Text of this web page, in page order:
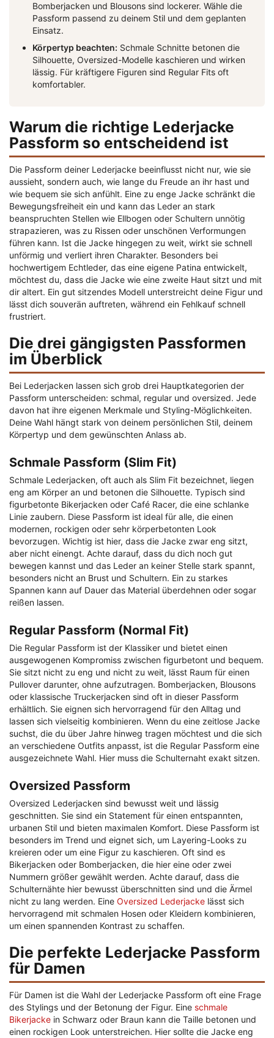
Bomberjacken und Blousons sind lockerer. Wähle die
Passform passend zu deinem Stil und dem geplanten
Einsatz.
Körpertyp beachten: Schmale Schnitte betonen die
Silhouette, Oversized-Modelle kaschieren und wirken
lässig. Für kräftigere Figuren sind Regular Fits oft
komfortabler.
Warum die richtige Lederjacke
Passform so entscheidend ist
Die Passform deiner Lederjacke beeinflusst nicht nur, wie sie
aussieht, sondern auch, wie lange du Freude an ihr hast und
wie bequem sie sich anfühlt. Eine zu enge Jacke schränkt die
Bewegungsfreiheit ein und kann das Leder an stark
beanspruchten Stellen wie Ellbogen oder Schultern unnötig
strapazieren, was zu Rissen oder unschönen Verformungen
führen kann. Ist die Jacke hingegen zu weit, wirkt sie schnell
unförmig und verliert ihren Charakter. Besonders bei
hochwertigem Echtleder, das eine eigene Patina entwickelt,
möchtest du, dass die Jacke wie eine zweite Haut sitzt und mit
dir altert. Ein gut sitzendes Modell unterstreicht deine Figur und
lässt dich souverän auftreten, während ein Fehlkauf schnell
frustriert.
Die drei gängigsten Passformen
im Überblick
Bei Lederjacken lassen sich grob drei Hauptkategorien der
Passform unterscheiden: schmal, regular und oversized. Jede
davon hat ihre eigenen Merkmale und Styling-Möglichkeiten.
Deine Wahl hängt stark von deinem persönlichen Stil, deinem
Körpertyp und dem gewünschten Anlass ab.
Schmale Passform (Slim Fit)
Schmale Lederjacken, oft auch als Slim Fit bezeichnet, liegen
eng am Körper an und betonen die Silhouette. Typisch sind
figurbetonte Bikerjacken oder Café Racer, die eine schlanke
Linie zaubern. Diese Passform ist ideal für alle, die einen
modernen, rockigen oder sehr körperbetonten Look
bevorzugen. Wichtig ist hier, dass die Jacke zwar eng sitzt,
aber nicht einengt. Achte darauf, dass du dich noch gut
bewegen kannst und das Leder an keiner Stelle stark spannt,
besonders nicht an Brust und Schultern. Ein zu starkes
Spannen kann auf Dauer das Material überdehnen oder sogar
reißen lassen.
Regular Passform (Normal Fit)
Die Regular Passform ist der Klassiker und bietet einen
ausgewogenen Kompromiss zwischen figurbetont und bequem.
Sie sitzt nicht zu eng und nicht zu weit, lässt Raum für einen
Pullover darunter, ohne aufzutragen. Bomberjacken, Blousons
oder klassische Truckerjacken sind oft in dieser Passform
erhältlich. Sie eignen sich hervorragend für den Alltag und
lassen sich vielseitig kombinieren. Wenn du eine zeitlose Jacke
suchst, die du über Jahre hinweg tragen möchtest und die sich
an verschiedene Outfits anpasst, ist die Regular Passform eine
ausgezeichnete Wahl. Hier muss die Schulternaht exakt sitzen.
Oversized Passform
Oversized Lederjacken sind bewusst weit und lässig
geschnitten. Sie sind ein Statement für einen entspannten,
urbanen Stil und bieten maximalen Komfort. Diese Passform ist
besonders im Trend und eignet sich, um Layering-Looks zu
kreieren oder um eine Figur zu kaschieren. Oft sind es
Bikerjacken oder Bomberjacken, die hier eine oder zwei
Nummern größer gewählt werden. Achte darauf, dass die
Schulternähte hier bewusst überschnitten sind und die Ärmel
nicht zu lang werden. Eine Oversized Lederjacke lässt sich
hervorragend mit schmalen Hosen oder Kleidern kombinieren,
um einen spannenden Kontrast zu schaffen.
Die perfekte Lederjacke Passform
für Damen
Für Damen ist die Wahl der Lederjacke Passform oft eine Frage
des Stylings und der Betonung der Figur. Eine schmale
Bikerjacke in Schwarz oder Braun kann die Taille betonen und
einen rockigen Look unterstreichen. Hier sollte die Jacke eng